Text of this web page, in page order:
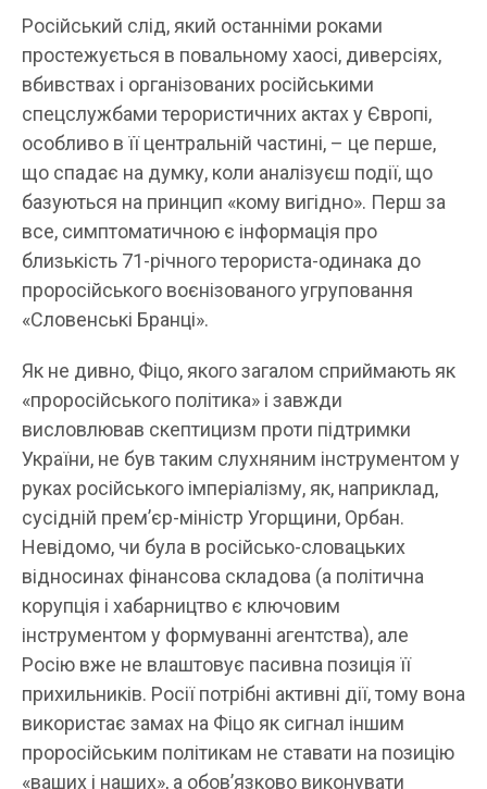
Російський слід, який останніми роками
простежується в повальному хаосі, диверсіях,
вбивствах і організованих російськими
спецслужбами терористичних актах у Європі,
особливо в її центральній частині, – це перше,
що спадає на думку, коли аналізуєш події, що
базуються на принцип «кому вигідно». Перш за
все, симптоматичною є інформація про
близькість 71-річного терориста-одинака до
проросійського воєнізованого угруповання
«Словенські Бранці».
Як не дивно, Фіцо, якого загалом сприймають як
«проросійського політика» і завжди
висловлював скептицизм проти підтримки
України, не був таким слухняним інструментом у
руках російського імперіалізму, як, наприклад,
сусідній прем’єр-міністр Угорщини, Орбан.
Невідомо, чи була в російсько-словацьких
відносинах фінансова складова (а політична
корупція і хабарництво є ключовим
інструментом у формуванні агентства), але
Росію вже не влаштовує пасивна позиція її
прихильників. Росії потрібні активні дії, тому вона
використає замах на Фіцо як сигнал іншим
проросійським політикам не ставати на позицію
«ваших і наших», а обов’язково виконувати